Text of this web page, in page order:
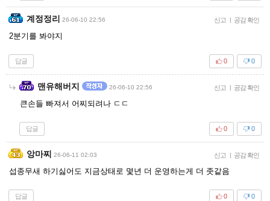
계정정리 26-06-10 22:56 신고 | 공감 확인
2분기를 봐야지
답글 0
0
맨유해버지 26-06-10 22:56 신고 | 공감 확인
큰손들 빠져서 어찌되려나 ㄷㄷ
답글 0
0
앙마찌 26-06-11 02:03 신고 | 공감 확인
섭종무새 하기싫어도 지금상태로 몇년 더 운영하는게 더 좃같음
답글 0
0